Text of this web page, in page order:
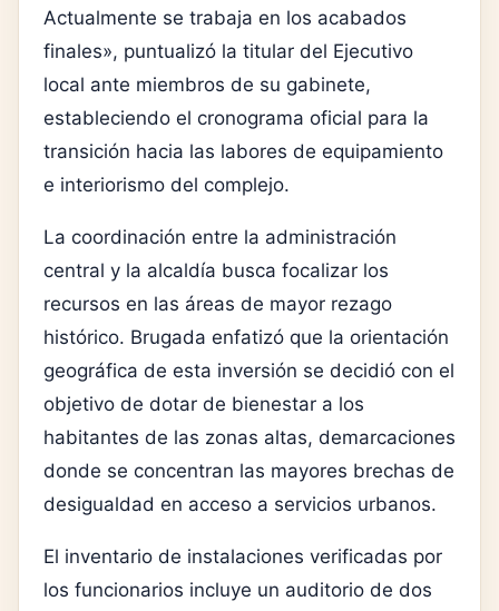
Actualmente se trabaja en los acabados
finales», puntualizó la titular del Ejecutivo
local ante miembros de su gabinete,
estableciendo el cronograma oficial para la
transición hacia las labores de equipamiento
e interiorismo del complejo.
La coordinación entre la administración
central y la alcaldía busca focalizar los
recursos en las áreas de mayor rezago
histórico. Brugada enfatizó que la orientación
geográfica de esta inversión se decidió con el
objetivo de dotar de bienestar a los
habitantes de las zonas altas, demarcaciones
donde se concentran las mayores brechas de
desigualdad en acceso a servicios urbanos.
El inventario de instalaciones verificadas por
los funcionarios incluye un auditorio de dos